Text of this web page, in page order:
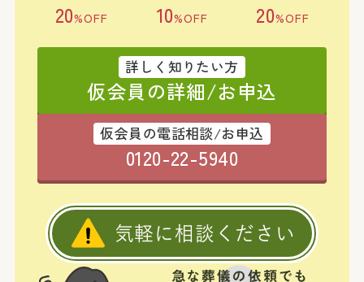
20%OFF 10%OFF 20%OFF
詳しく知りたい方
仮会員の詳細/お申込
仮会員の電話相談/お申込
0120-22-5940
気軽に相談ください